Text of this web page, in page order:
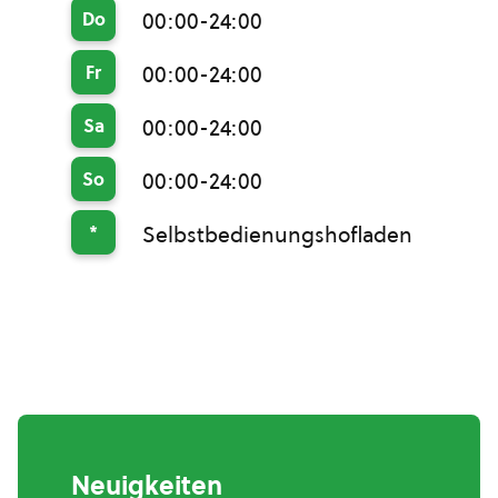
Do 00:00-24:00
Fr 00:00-24:00
Sa 00:00-24:00
So 00:00-24:00
* Selbstbedienungshofladen
Neuigkeiten